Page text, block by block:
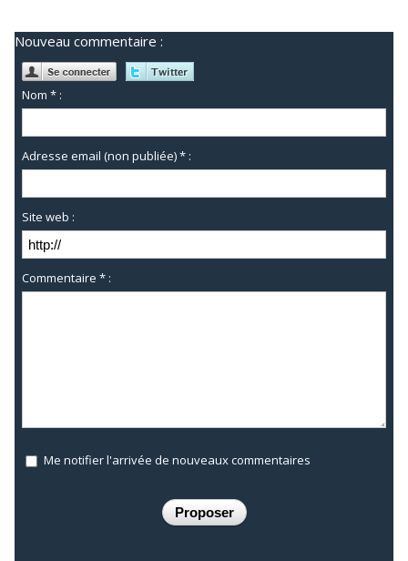
Nouveau commentaire :
Nom * :
Adresse email (non publiée) * :
Site web :
Commentaire * :
Me notifier l'arrivée de nouveaux commentaires